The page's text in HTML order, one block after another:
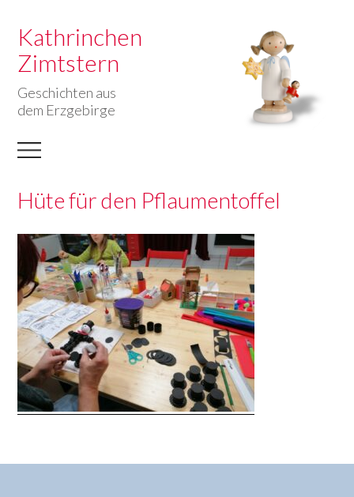
Kathrinchen
Zimtstern
Geschichten aus
dem Erzgebirge
Hüte für den Pflaumentoffel